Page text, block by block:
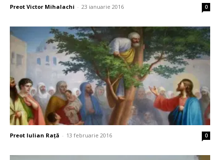
Preot Victor Mihalachi - 23 ianuarie 2016 0
Preot Iulian Raţă - 13 februarie 2016 0